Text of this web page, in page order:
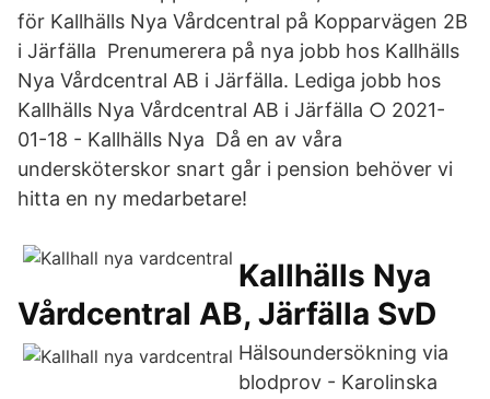
för Kallhälls Nya Vårdcentral på Kopparvägen 2B
i Järfälla Prenumerera på nya jobb hos Kallhälls
Nya Vårdcentral AB i Järfälla. Lediga jobb hos
Kallhälls Nya Vårdcentral AB i Järfälla ○ 2021-
01-18 - Kallhälls Nya Då en av våra
undersköterskor snart går i pension behöver vi
hitta en ny medarbetare!
Kallhälls Nya
Vårdcentral AB, Järfälla SvD
Hälsoundersökning via
blodprov - Karolinska